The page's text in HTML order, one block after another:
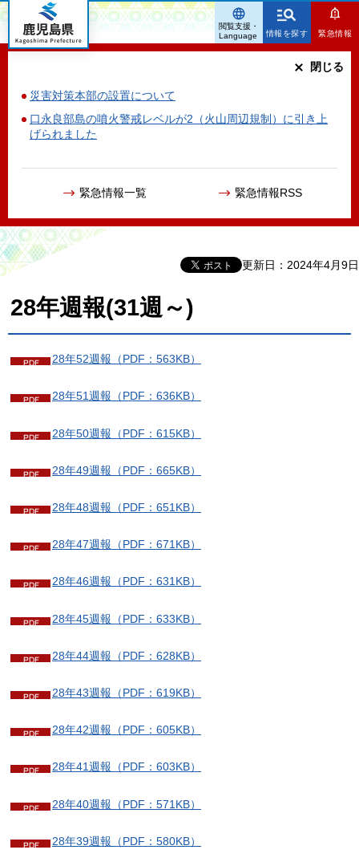
鹿児島県
情報を探す 緊急情報
災害対策本部の設置について
口永良部島の噴火警戒レベルが2（火山周辺規制）に引き上
げられました
緊急情報一覧 緊急情報RSS
閉じる
閲覧支援・
Language
更新日：2024年4月9日
28年週報(31週～)
28年52週報（PDF：563KB）
28年51週報（PDF：636KB）
28年50週報（PDF：615KB）
28年49週報（PDF：665KB）
28年48週報（PDF：651KB）
28年47週報（PDF：671KB）
28年46週報（PDF：631KB）
28年45週報（PDF：633KB）
28年44週報（PDF：628KB）
28年43週報（PDF：619KB）
28年42週報（PDF：605KB）
28年41週報（PDF：603KB）
28年40週報（PDF：571KB）
28年39週報（PDF：580KB）